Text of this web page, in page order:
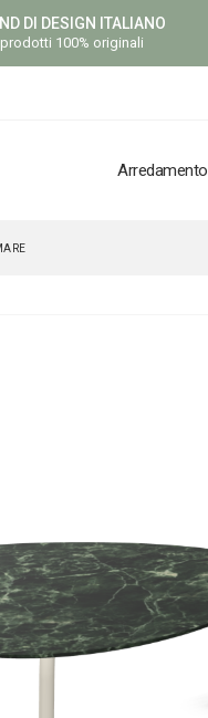
DI DESIGN ITALIANO
100% originali
Arredamento